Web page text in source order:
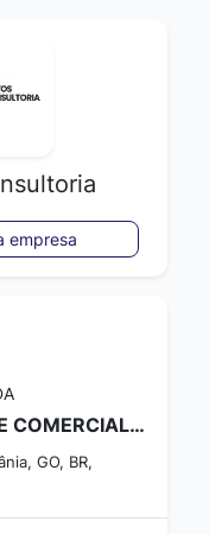
empresa
REPRESENTANTE COMERCIAL (PJ)
GO, BR,